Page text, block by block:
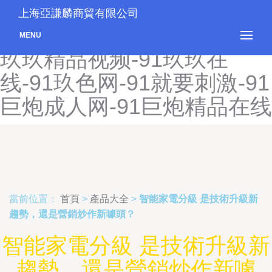
91久热青草-91久色tv-91久
色国产熟女-91久色视频-91
玖玖精品视频-91玖玖在
线-91玖色网-91就要刺激-91
巨炮成人网-91巨炮精品在线
上海亞謙麟商貿有限公司
MENU
當前位置： 首頁 > 產品大全 > 智能家電分級 是技術升級新
趨勢，還是營銷炒作新噱頭？
智能家電分級 是技術升級新